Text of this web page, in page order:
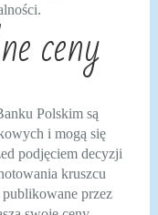
ceny
Polskim są
i mogą się
podjęciem decyzji
kruszcu
przez